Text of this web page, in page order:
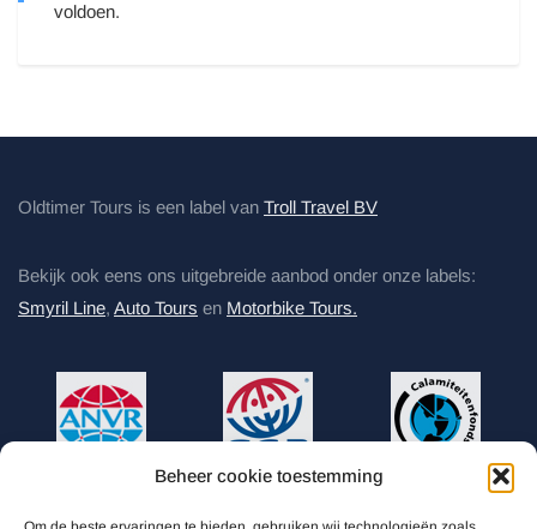
Beheer cookie toestemming
voldoen.
Oldtimer Tours is een label van Troll Travel BV
Bekijk ook eens ons uitgebreide aanbod onder onze labels:
Smyril Line, Auto Tours en Motorbike Tours.